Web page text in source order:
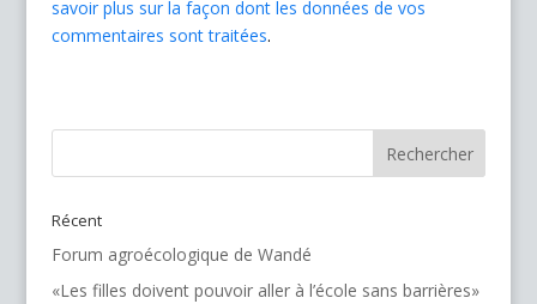
savoir plus sur la façon dont les données de vos
commentaires sont traitées.
Récent
Forum agroécologique de Wandé
«Les filles doivent pouvoir aller à l’école sans barrières»